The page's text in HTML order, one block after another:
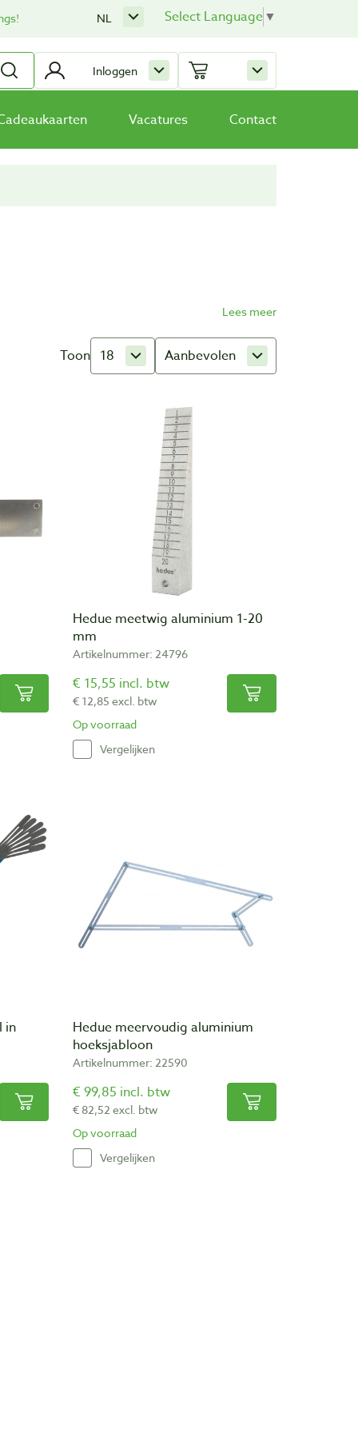
Select Language▼
NL
Inloggen
Vacatures Contact
Toon 18 Aanbevolen
Hedue meetwig aluminium 1-20
mm
Artikelnummer: 24796
€ 15,55 incl. btw
€ 12,85 excl. btw
Op voorraad
Vergelijken
in
Hedue meervoudig aluminium
hoeksjabloon
Artikelnummer: 22590
€ 99,85 incl. btw
€ 82,52 excl. btw
Op voorraad
Vergelijken